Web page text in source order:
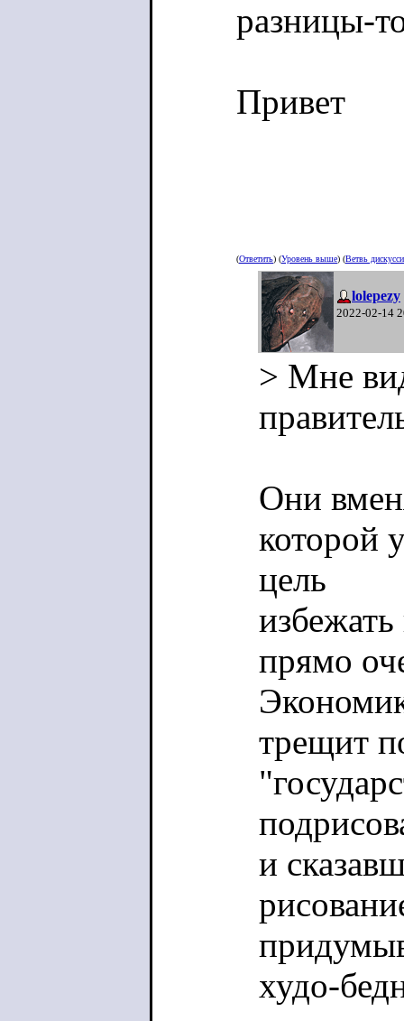
разницы-
Привет
(Ответить) (Уровень выше) (Ветвь
lolepezy
2022-02-14
> Мне
Они
которой
цель
прямо
трещит
и
худо-